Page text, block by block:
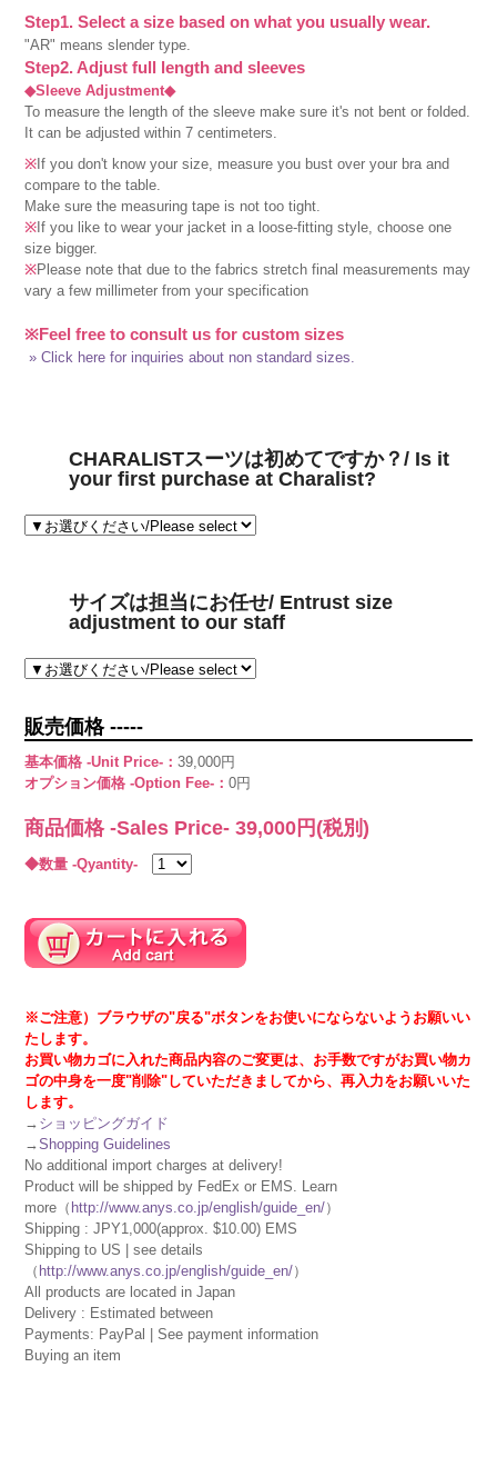
Step1. Select a size based on what you usually wear.
"AR" means slender type.
Step2. Adjust full length and sleeves
◆Sleeve Adjustment◆
To measure the length of the sleeve make sure it's not bent or folded.
It can be adjusted within 7 centimeters.
※If you don't know your size, measure you bust over your bra and
compare to the table.
Make sure the measuring tape is not too tight.
※If you like to wear your jacket in a loose-fitting style, choose one
size bigger.
※Please note that due to the fabrics stretch final measurements may
vary a few millimeter from your specification
※Feel free to consult us for custom sizes
» Click here for inquiries about non standard sizes.
CHARALISTスーツは初めてですか？/ Is it
your first purchase at Charalist?
サイズは担当にお任せ/ Entrust size
adjustment to our staff
販売価格 -----
基本価格 -Unit Price-：39,000円
オプション価格 -Option Fee-：0円
商品価格 -Sales Price-39,000 円(税別)
◆数量 -Qyantity-
※ご注意）ブラウザの"戻る"ボタンをお使いにならないようお願いい
たします。
お買い物カゴに入れた商品内容のご変更は、お手数ですがお買い物カ
ゴの中身を一度"削除"していただきましてから、再入力をお願いいた
します。
→ ショッピングガイド
→Shopping Guidelines
No additional import charges at delivery!
Product will be shipped by FedEx or EMS. Learn
more（ http://www.anys.co.jp/english/guide_en/）
Shipping : JPY1,000(approx. $10.00) EMS
Shipping to US | see details
（ http://www.anys.co.jp/english/guide_en/）
All products are located in Japan
Delivery : Estimated between
Payments: PayPal | See payment information
Buying an item